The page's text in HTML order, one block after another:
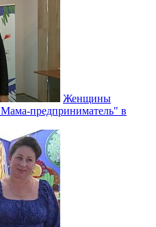
Женщины
предприниматель" в